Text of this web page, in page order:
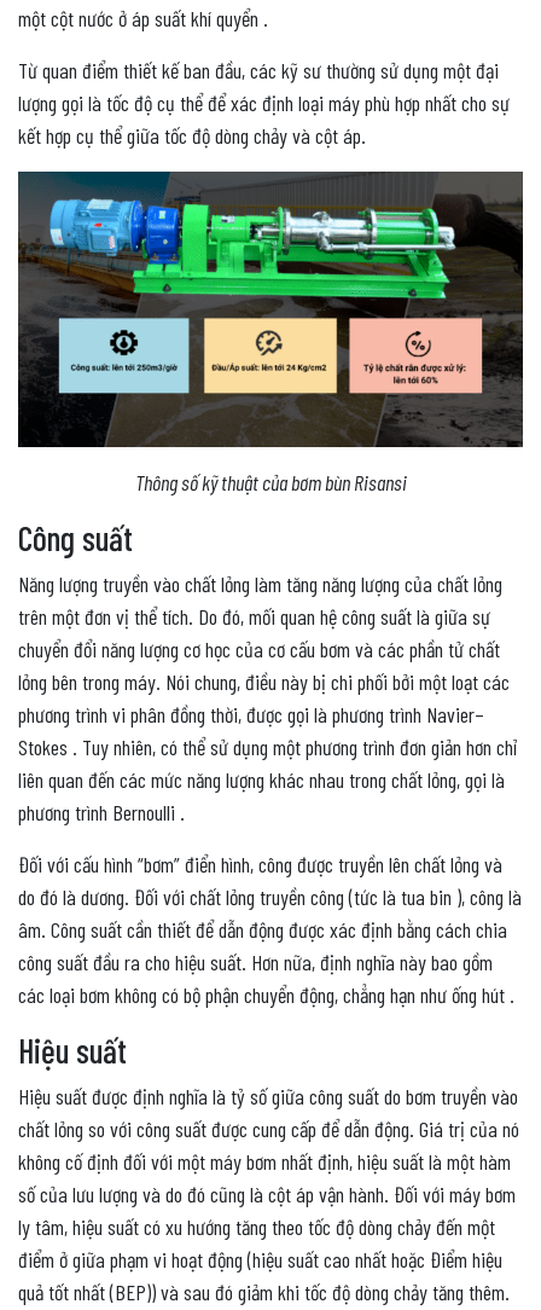
một cột nước ở áp suất khí quyển .
Từ quan điểm thiết kế ban đầu, các kỹ sư thường sử dụng một đại
lượng gọi là tốc độ cụ thể để xác định loại máy phù hợp nhất cho sự
kết hợp cụ thể giữa tốc độ dòng chảy và cột áp.
Thông số kỹ thuật của bơm bùn Risansi
Công suất
Năng lượng truyền vào chất lỏng làm tăng năng lượng của chất lỏng
trên một đơn vị thể tích. Do đó, mối quan hệ công suất là giữa sự
chuyển đổi năng lượng cơ học của cơ cấu bơm và các phần tử chất
lỏng bên trong máy. Nói chung, điều này bị chi phối bởi một loạt các
phương trình vi phân đồng thời, được gọi là phương trình Navier–
Stokes . Tuy nhiên, có thể sử dụng một phương trình đơn giản hơn chỉ
liên quan đến các mức năng lượng khác nhau trong chất lỏng, gọi là
phương trình Bernoulli .
Đối với cấu hình “bơm” điển hình, công được truyền lên chất lỏng và
do đó là dương. Đối với chất lỏng truyền công (tức là tua bin ), công là
âm. Công suất cần thiết để dẫn động được xác định bằng cách chia
công suất đầu ra cho hiệu suất. Hơn nữa, định nghĩa này bao gồm
các loại bơm không có bộ phận chuyển động, chẳng hạn như ống hút .
Hiệu suất
Hiệu suất được định nghĩa là tỷ số giữa công suất do bơm truyền vào
chất lỏng so với công suất được cung cấp để dẫn động. Giá trị của nó
không cố định đối với một máy bơm nhất định, hiệu suất là một hàm
số của lưu lượng và do đó cũng là cột áp vận hành. Đối với máy bơm
ly tâm, hiệu suất có xu hướng tăng theo tốc độ dòng chảy đến một
điểm ở giữa phạm vi hoạt động (hiệu suất cao nhất hoặc Điểm hiệu
quả tốt nhất (BEP)) và sau đó giảm khi tốc độ dòng chảy tăng thêm.